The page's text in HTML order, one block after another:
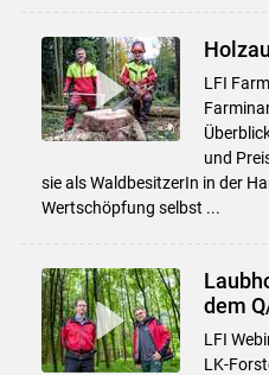
LFI
und
sie als WaldbesitzerIn in der
Wertschöpfung selbst ...
dem
LFI
LK-